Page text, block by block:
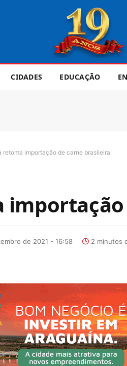
CIDADES EDUCAÇÃO
retoma importação de carne brasileira
de 2021 - 16:58 2 minutos